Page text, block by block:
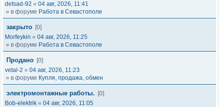
detsad-92 « 04 авг, 2026, 11:41
» в форуме Работа в Севастополе
закрыто [0]
Morfeykin « 04 авг, 2026, 11:25
» в форуме Работа в Севастополе
Продано [0]
vetal-2 « 04 авг, 2026, 11:23
» в форуме Купля, продажа, обмен
электромонтажные работы.
[0]
Bob-elektrik « 04 авг, 2026, 11:05